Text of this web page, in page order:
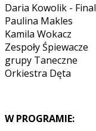
Daria Kowolik -
Paulina Makles
Kamila Wokacz
Zespoły Śpiewacze
grupy Taneczne
Orkiestra Dęta
W PROGRAMIE: